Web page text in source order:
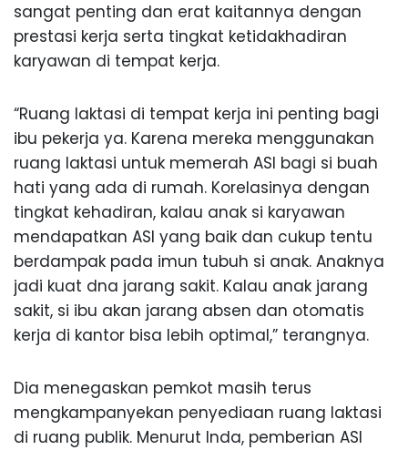
sangat penting dan erat kaitannya dengan
prestasi kerja serta tingkat ketidakhadiran
karyawan di tempat kerja.
“Ruang laktasi di tempat kerja ini penting bagi
ibu pekerja ya. Karena mereka menggunakan
ruang laktasi untuk memerah ASI bagi si buah
hati yang ada di rumah. Korelasinya dengan
tingkat kehadiran, kalau anak si karyawan
mendapatkan ASI yang baik dan cukup tentu
berdampak pada imun tubuh si anak. Anaknya
jadi kuat dna jarang sakit. Kalau anak jarang
sakit, si ibu akan jarang absen dan otomatis
kerja di kantor bisa lebih optimal,” terangnya.
Dia menegaskan pemkot masih terus
mengkampanyekan penyediaan ruang laktasi
di ruang publik. Menurut Inda, pemberian ASI